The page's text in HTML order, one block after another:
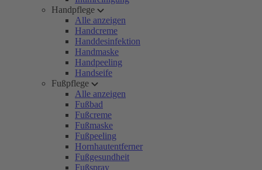
Handpflege
Alle anzeigen
Handcreme
Handdesinfektion
Handmaske
Handpeeling
Handseife
Fußpflege
Alle anzeigen
Fußbad
Fußcreme
Fußmaske
Fußpeeling
Hornhautentferner
Fußgesundheit
Fußspray